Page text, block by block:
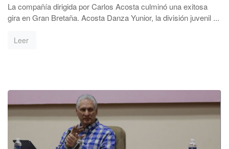
La compañía dirigida por Carlos Acosta culminó una exitosa
gira en Gran Bretaña. Acosta Danza Yunior, la división juvenil ...
Leer